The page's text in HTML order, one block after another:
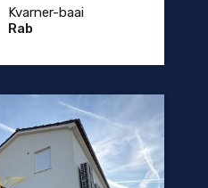
Kvarner-baai
Rab